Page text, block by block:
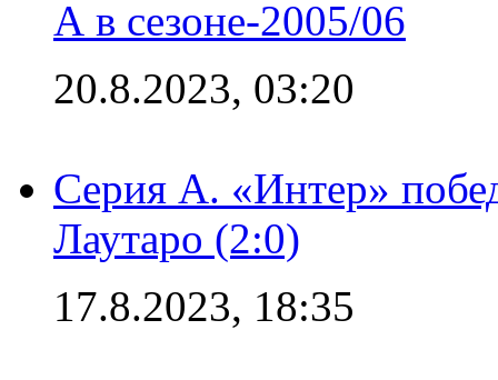
А в сезоне-2005/06
20.8.2023, 03:20
Серия А. «Интер»
Лаутаро (2:0)
17.8.2023, 18:35